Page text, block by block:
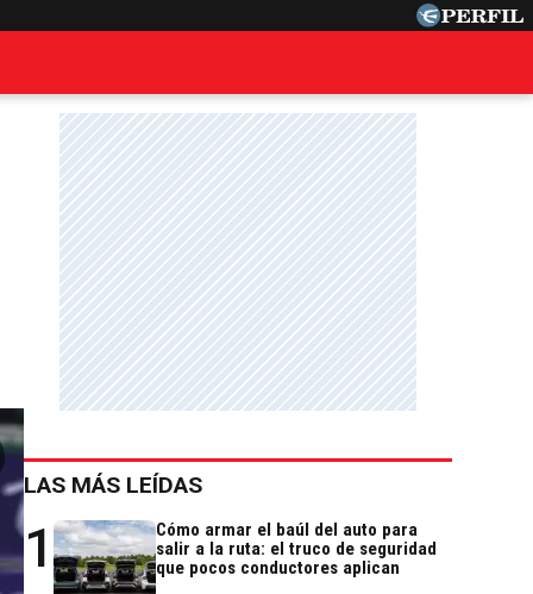
LAS MÁS LEÍDAS
1
Cómo armar el baúl del auto para
salir a la ruta: el truco de seguridad
que pocos conductores aplican